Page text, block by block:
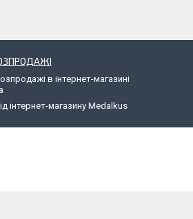
в інтернет-магазині
інтернет-магазину Medalkus